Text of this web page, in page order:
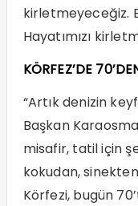
kirletmeyeceğiz.
Hayatımızı
KÖRFEZ’DE
“Artık denizin
Başkan
misafir, tatil için
kokudan,
Körfezi, bugün